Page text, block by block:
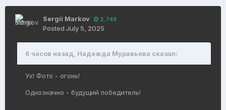
Sergii Markov 2,748
Posted July 5, 2025
6 часов назад, Надежда Муравьева сказал:
Ух! Фото - огонь!
Однозначно - будущий победитель!